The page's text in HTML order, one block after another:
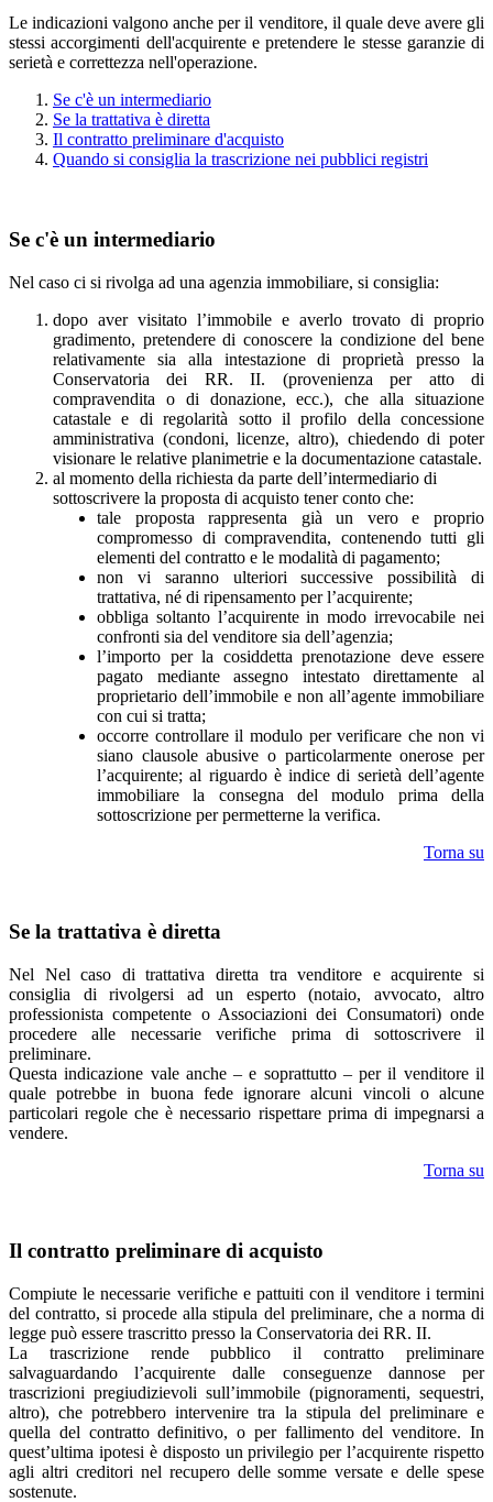
Le indicazioni valgono anche per il venditore, il quale deve avere gli
stessi accorgimenti dell'acquirente e pretendere le stesse garanzie di
serietà e correttezza nell'operazione.
Se c'è un intermediario
Se la trattativa è diretta
Il contratto preliminare d'acquisto
Quando si consiglia la trascrizione nei pubblici registri
Se c'è un intermediario
Nel caso ci si rivolga ad una agenzia immobiliare, si consiglia:
dopo aver visitato l’immobile e averlo trovato di proprio
gradimento, pretendere di conoscere la condizione del bene
relativamente sia alla intestazione di proprietà presso la
Conservatoria dei RR. II. (provenienza per atto di
compravendita o di donazione, ecc.), che alla situazione
catastale e di regolarità sotto il profilo della concessione
amministrativa (condoni, licenze, altro), chiedendo di poter
visionare le relative planimetrie e la documentazione catastale.
al momento della richiesta da parte dell’intermediario di
sottoscrivere la proposta di acquisto tener conto che:
tale proposta rappresenta già un vero e proprio
compromesso di compravendita, contenendo tutti gli
elementi del contratto e le modalità di pagamento;
non vi saranno ulteriori successive possibilità di
trattativa, né di ripensamento per l’acquirente;
obbliga soltanto l’acquirente in modo irrevocabile nei
confronti sia del venditore sia dell’agenzia;
l’importo per la cosiddetta prenotazione deve essere
pagato mediante assegno intestato direttamente al
proprietario dell’immobile e non all’agente immobiliare
con cui si tratta;
occorre controllare il modulo per verificare che non vi
siano clausole abusive o particolarmente onerose per
l’acquirente; al riguardo è indice di serietà dell’agente
immobiliare la consegna del modulo prima della
sottoscrizione per permetterne la verifica.
Torna su
Se la trattativa è diretta
Nel Nel caso di trattativa diretta tra venditore e acquirente si
consiglia di rivolgersi ad un esperto (notaio, avvocato, altro
professionista competente o Associazioni dei Consumatori) onde
procedere alle necessarie verifiche prima di sottoscrivere il
preliminare.
Questa indicazione vale anche – e soprattutto – per il venditore il
quale potrebbe in buona fede ignorare alcuni vincoli o alcune
particolari regole che è necessario rispettare prima di impegnarsi a
vendere.
Torna su
Il contratto preliminare di acquisto
Compiute le necessarie verifiche e pattuiti con il venditore i termini
del contratto, si procede alla stipula del preliminare, che a norma di
legge può essere trascritto presso la Conservatoria dei RR. II.
La trascrizione rende pubblico il contratto preliminare
salvaguardando l’acquirente dalle conseguenze dannose per
trascrizioni pregiudizievoli sull’immobile (pignoramenti, sequestri,
altro), che potrebbero intervenire tra la stipula del preliminare e
quella del contratto definitivo, o per fallimento del venditore. In
quest’ultima ipotesi è disposto un privilegio per l’acquirente rispetto
agli altri creditori nel recupero delle somme versate e delle spese
sostenute.